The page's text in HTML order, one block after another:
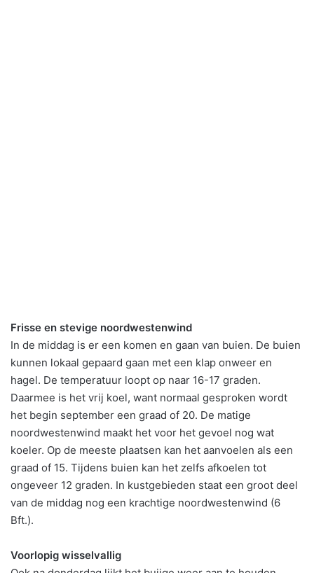
Frisse en stevige noordwestenwind
In de middag is er een komen en gaan van buien. De buien
kunnen lokaal gepaard gaan met een klap onweer en
hagel. De temperatuur loopt op naar 16-17 graden.
Daarmee is het vrij koel, want normaal gesproken wordt
het begin september een graad of 20. De matige
noordwestenwind maakt het voor het gevoel nog wat
koeler. Op de meeste plaatsen kan het aanvoelen als een
graad of 15. Tijdens buien kan het zelfs afkoelen tot
ongeveer 12 graden. In kustgebieden staat een groot deel
van de middag nog een krachtige noordwestenwind (6
Bft.).
Voorlopig wisselvallig